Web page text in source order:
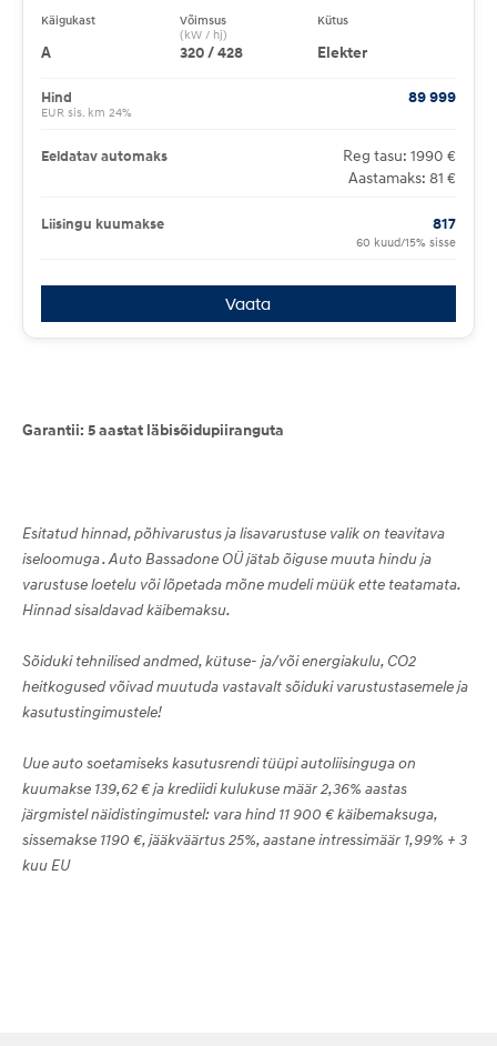
Käigukast
A
Võimsus
(kW / hj)
320 / 428
Kütus
Elekter
Hind
EUR sis. km 24%
89 999
Eeldatav automaks
Reg tasu: 1990 €
Aastamaks: 81 €
Liisingu kuumakse 817
60 kuud/15% sisse
Vaata
Garantii: 5 aastat läbisõidupiiranguta
Esitatud hinnad, põhivarustus ja lisavarustuse valik on teavitava
iseloomuga . Auto Bassadone OÜ jätab õiguse muuta hindu ja
varustuse loetelu või lõpetada mõne mudeli müük ette teatamata.
Hinnad sisaldavad käibemaksu.
Sõiduki tehnilised andmed, kütuse- ja/või energiakulu, CO2
heitkogused võivad muutuda vastavalt sõiduki varustustasemele ja
kasutustingimustele!
Uue auto soetamiseks kasutusrendi tüüpi autoliisinguga on
kuumakse 139,62 € ja krediidi kulukuse määr 2,36% aastas
järgmistel näidistingimustel: vara hind 11 900 € käibemaksuga,
sissemakse 1190 €, jääkväärtus 25%, aastane intressimäär 1,99% + 3
kuu EU